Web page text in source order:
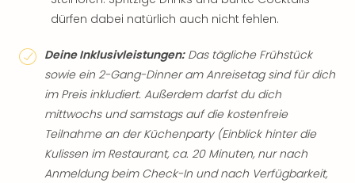
dürfen dabei natürlich auch nicht fehlen.
Deine Inklusivleistungen:Das tägliche Frühstück
sowie ein 2-Gang-Dinner am Anreisetag sind für dich
im Preis inkludiert. Außerdem darfst du dich
mittwochs und samstags auf die kostenfreie
Teilnahme an der Küchenparty (Einblick hinter die
Kulissen im Restaurant, ca. 20 Minuten, nur nach
Anmeldung beim Check-In und nach Verfügbarkeit,